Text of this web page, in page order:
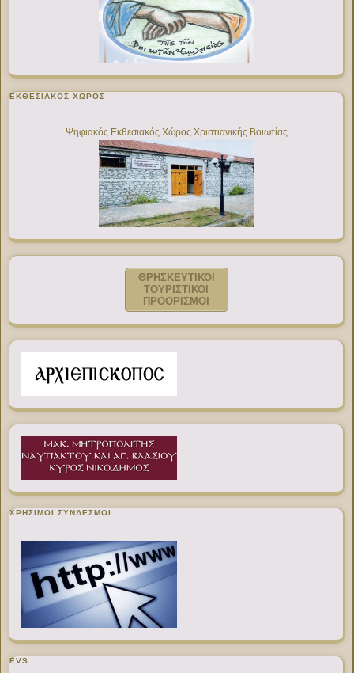
ΕΚΘΕΣΙΑΚΌΣ ΧΏΡΟΣ
Ψηφιακός Εκθεσιακός Χώρος Χριστιανικής Βοιωτίας
ΘΡΗΣΚΕΥΤΙΚΟΙ
ΤΟΥΡΙΣΤΙΚΟΙ
ΠΡΟΟΡΙΣΜΟΙ
ΧΡΉΣΙΜΟΙ ΣΎΝΔΕΣΜΟΙ
EVS